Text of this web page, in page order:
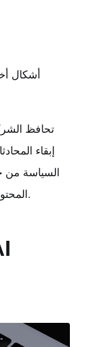
أشكال
تحافظ
إبقاء
السياسة من
المحتوى، والاعتدال، وإرشادات المستخدمين.